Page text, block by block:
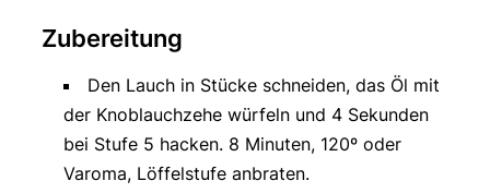
Zubereitung
Den Lauch in Stücke schneiden, das Öl mit
der Knoblauchzehe würfeln und 4 Sekunden
bei Stufe 5 hacken. 8 Minuten, 120º oder
Varoma, Löffelstufe anbraten.